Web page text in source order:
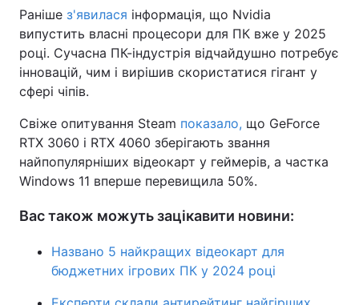
Раніше з'явилася інформація, що Nvidia
випустить власні процесори для ПК вже у 2025
році. Сучасна ПК-індустрія відчайдушно потребує
інновацій, чим і вирішив скористатися гігант у
сфері чіпів.
Свіже опитування Steam показало, що GeForce
RTX 3060 і RTX 4060 зберігають звання
найпопулярніших відеокарт у геймерів, а частка
Windows 11 вперше перевищила 50%.
Вас також можуть зацікавити новини:
Названо 5 найкращих відеокарт для
бюджетних ігрових ПК у 2024 році